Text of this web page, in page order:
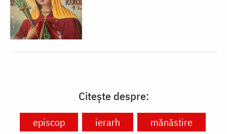
Citește despre:
episcop ierarh
mănăstire